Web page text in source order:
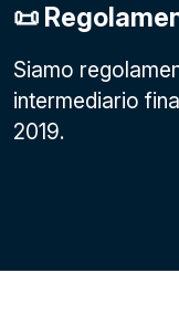
📜
Siamo
intermediario
2019.